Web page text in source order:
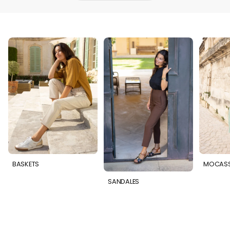
BASKETS
SANDALES